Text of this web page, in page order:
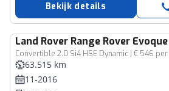
Bekijk details
Land Rover Range Rover Evoque
Convertible 2.0 Si4 HSE Dynamic | € 546
63.515 km
11-2016